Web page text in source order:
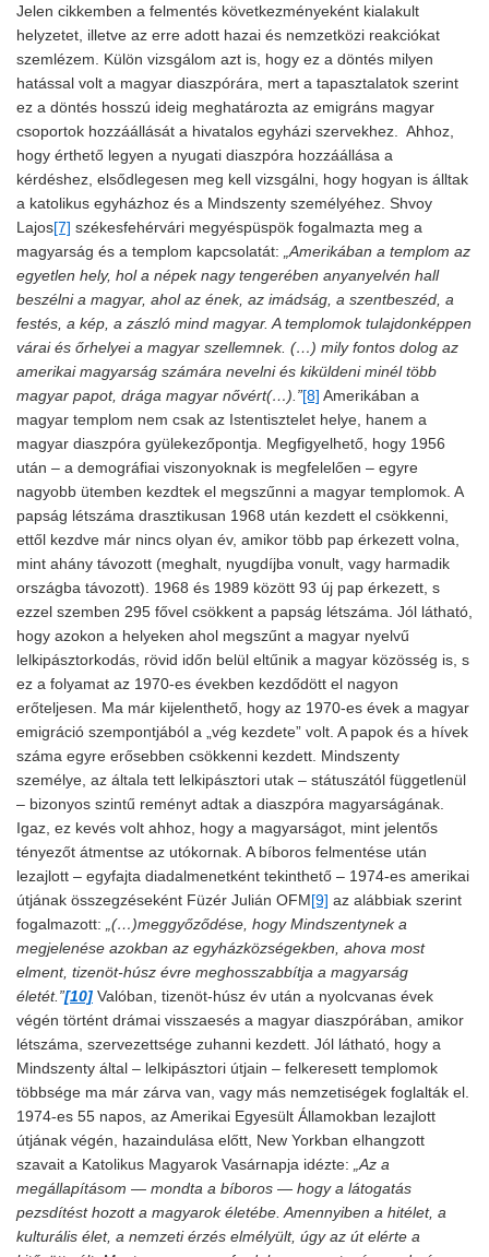
Jelen cikkemben a felmentés következményeként kialakult
helyzetet, illetve az erre adott hazai és nemzetközi reakciókat
szemlézem. Külön vizsgálom azt is, hogy ez a döntés milyen
hatással volt a magyar diaszpórára, mert a tapasztalatok szerint
ez a döntés hosszú ideig meghatározta az emigráns magyar
csoportok hozzáállását a hivatalos egyházi szervekhez. Ahhoz,
hogy érthető legyen a nyugati diaszpóra hozzáállása a
kérdéshez, elsődlegesen meg kell vizsgálni, hogy hogyan is álltak
a katolikus egyházhoz és a Mindszenty személyéhez. Shvoy
Lajos[7] székesfehérvári megyéspüspök fogalmazta meg a
magyarság és a templom kapcsolatát:
„Amerikában a templom az
egyetlen hely, hol a népek nagy tengerében anyanyelvén hall
beszélni a magyar, ahol az ének, az imádság, a szentbeszéd, a
festés, a kép, a zászló mind magyar. A templomok tulajdonképpen
várai és őrhelyei a magyar szellemnek. (…) mily fontos dolog az
amerikai magyarság számára nevelni és kiküldeni minél több
magyar papot, drága magyar nővért(…).”[8] Amerikában a
magyar templom nem csak az Istentisztelet helye, hanem a
magyar diaszpóra gyülekezőpontja. Megfigyelhető, hogy 1956
után – a demográfiai viszonyoknak is megfelelően – egyre
nagyobb ütemben kezdtek el megszűnni a magyar templomok. A
papság létszáma drasztikusan 1968 után kezdett el csökkenni,
ettől kezdve már nincs olyan év, amikor több pap érkezett volna,
mint ahány távozott (meghalt, nyugdíjba vonult, vagy harmadik
országba távozott). 1968 és 1989 között 93 új pap érkezett, s
ezzel szemben 295 fővel csökkent a papság létszáma. Jól látható,
hogy azokon a helyeken ahol megszűnt a magyar nyelvű
lelkipásztorkodás, rövid időn belül eltűnik a magyar közösség is, s
ez a folyamat az 1970-es években kezdődött el nagyon
erőteljesen. Ma már kijelenthető, hogy az 1970-es évek a magyar
emigráció szempontjából a „vég kezdete” volt. A papok és a hívek
száma egyre erősebben csökkenni kezdett. Mindszenty
személye, az általa tett lelkipásztori utak – státuszától függetlenül
– bizonyos szintű reményt adtak a diaszpóra magyarságának.
Igaz, ez kevés volt ahhoz, hogy a magyarságot, mint jelentős
tényezőt átmentse az utókornak. A bíboros felmentése után
lezajlott – egyfajta diadalmenetként tekinthető – 1974-es amerikai
útjának összegzéseként Füzér Julián OFM[9] az alábbiak szerint
fogalmazott:
„(…)meggyőződése, hogy Mindszentynek a
megjelenése azokban az egyházközségekben, ahova most
elment, tizenöt-húsz évre meghosszabbítja a magyarság
életét.”[10] Valóban, tizenöt-húsz év után a nyolcvanas évek
végén történt drámai visszaesés a magyar diaszpórában, amikor
létszáma, szervezettsége zuhanni kezdett. Jól látható, hogy a
Mindszenty által – lelkipásztori útjain – felkeresett templomok
többsége ma már zárva van, vagy más nemzetiségek foglalták el.
1974-es 55 napos, az Amerikai Egyesült Államokban lezajlott
útjának végén, hazaindulása előtt, New Yorkban elhangzott
szavait a Katolikus Magyarok Vasárnapja idézte:
„Az a
megállapításom — mondta a bíboros — hogy a látogatás
pezsdítést hozott a magyarok életébe. Amennyiben a hitélet, a
kulturális élet, a nemzeti érzés elmélyült, úgy az út elérte a